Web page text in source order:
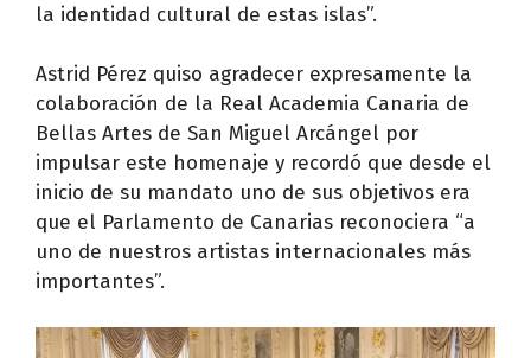
la identidad cultural de estas islas”.
Astrid Pérez quiso agradecer expresamente la
colaboración de la Real Academia Canaria de
Bellas Artes de San Miguel Arcángel por
impulsar este homenaje y recordó que desde el
inicio de su mandato uno de sus objetivos era
que el Parlamento de Canarias reconociera “a
uno de nuestros artistas internacionales más
importantes”.